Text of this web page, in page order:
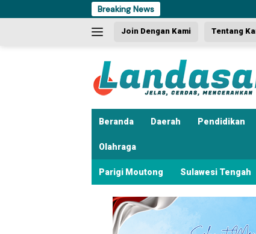
ke
Breaking News
Join Dengan Kami Tentang
Beranda Daerah Pendidikan
Olahraga
Parigi Moutong Sulawesi Tengah